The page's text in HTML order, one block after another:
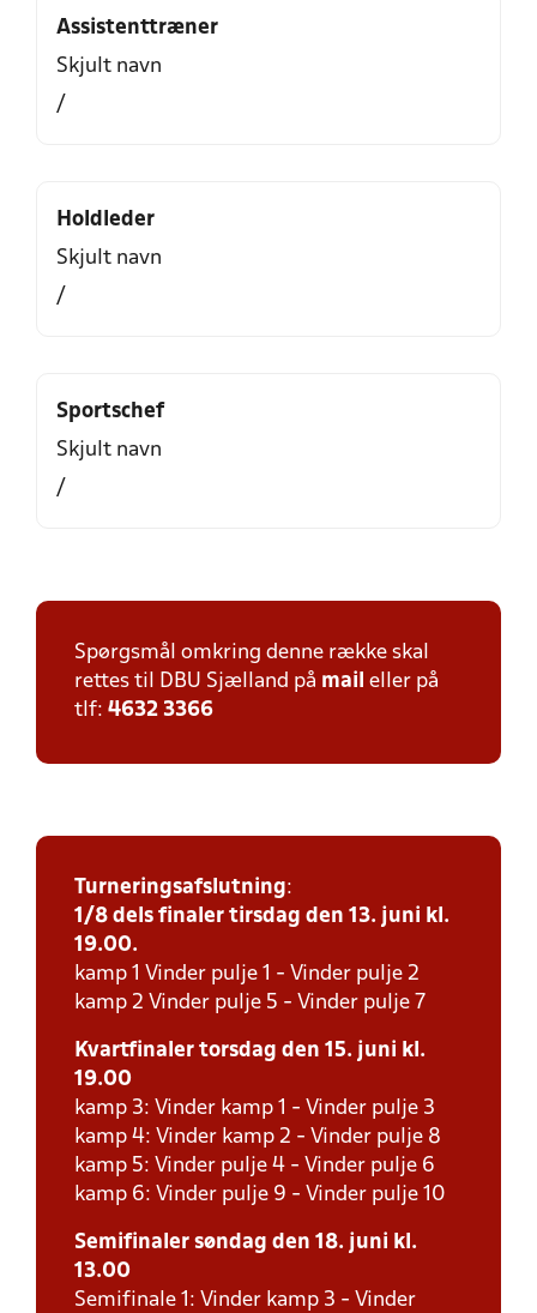
Assistenttræner
Skjult navn
/
Holdleder
Skjult navn
/
Sportschef
Skjult navn
/
Spørgsmål omkring denne række skal
rettes til DBU Sjælland på mail eller på
tlf: 4632 3366
Turneringsafslutning:
1/8 dels finaler tirsdag den 13. juni kl.
19.00.
kamp 1 Vinder pulje 1 - Vinder pulje 2
kamp 2 Vinder pulje 5 - Vinder pulje 7
Kvartfinaler torsdag den 15. juni kl.
19.00
kamp 3: Vinder kamp 1 - Vinder pulje 3
kamp 4: Vinder kamp 2 - Vinder pulje 8
kamp 5: Vinder pulje 4 - Vinder pulje 6
kamp 6: Vinder pulje 9 - Vinder pulje 10
Semifinaler søndag den 18. juni kl.
13.00
Semifinale 1: Vinder kamp 3 - Vinder